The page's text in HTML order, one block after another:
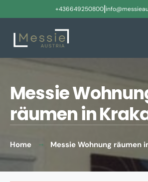
+436649250800|
Messie
räumen in
Home Messie Wohnung räumen